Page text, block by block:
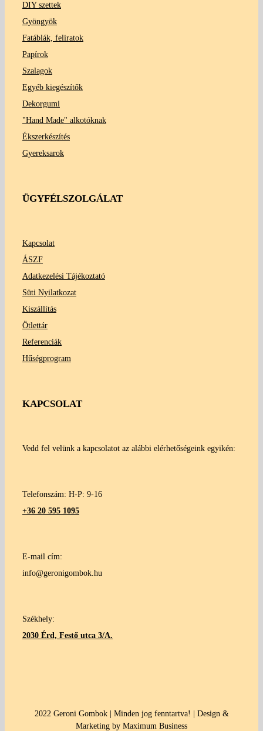
DIY szettek
Gyöngyök
Fatáblák, feliratok
Papírok
Szalagok
Egyéb kiegészítők
Dekorgumi
"Hand Made" alkotóknak
Ékszerkészítés
Gyereksarok
ÜGYFÉLSZOLGÁLAT
Kapcsolat
ÁSZF
Adatkezelési Tájékoztató
Süti Nyilatkozat
Kiszállítás
Ötlettár
Referenciák
Hűségprogram
KAPCSOLAT
Vedd fel velünk a kapcsolatot az alábbi elérhetőségeink egyikén:
Telefonszám: H-P: 9-16
+36 20 595 1095
E-mail cím:
info@geronigombok.hu
Székhely:
2030 Érd, Festő utca 3/A.
2022 Geroni Gombok | Minden jog fenntartva! | Design &
Marketing by Maximum Business